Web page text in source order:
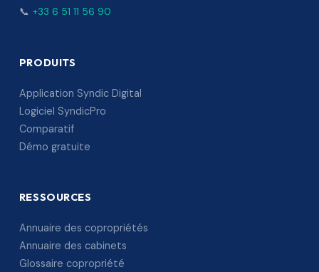
📞 +33 6 51 11 56 90
PRODUITS
Application Syndic Digital
Logiciel SyndicPro
Comparatif
Démo gratuite
RESSOURCES
Annuaire des copropriétés
Annuaire des cabinets
Glossaire copropriété